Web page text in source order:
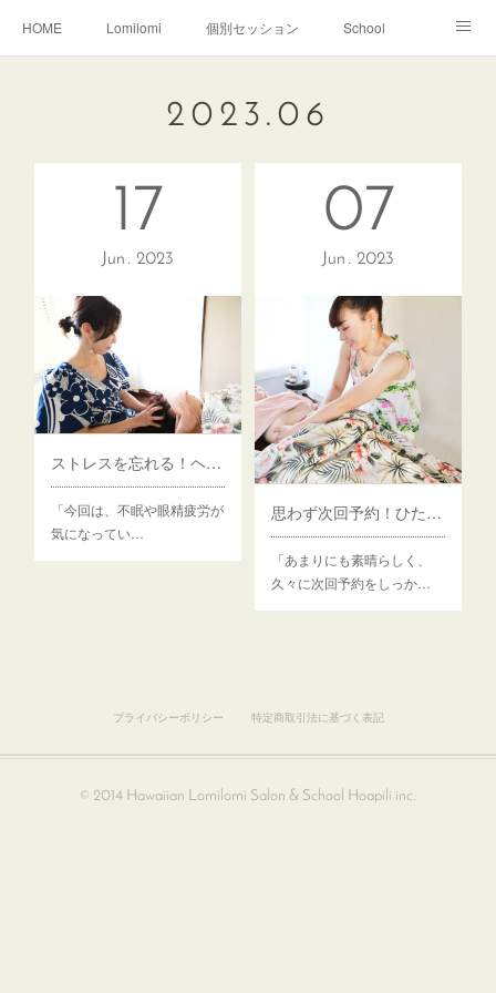
HOME Lomilomi 個別セッション School
2023 . 06
17
Jun 2023
ストレスを忘れる！ヘッドスパ
「今回は、不眠や眼精疲労が
気になってい…
07
Jun 2023
思わず次回予約！ひたすら新鮮な気持ちになるロミロミ
「あまりにも素晴らしく、
久々に次回予約をしっか…
プライバシーポリシー 特定商取引法に基づく表記
© 2014 Hawaiian Lomilomi Salon & School Hoapili inc.